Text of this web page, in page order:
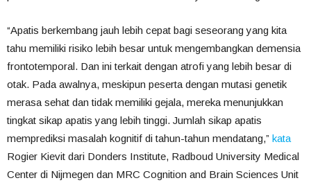
“Apatis berkembang jauh lebih cepat bagi seseorang yang kita
tahu memiliki risiko lebih besar untuk mengembangkan demensia
frontotemporal. Dan ini terkait dengan atrofi yang lebih besar di
otak. Pada awalnya, meskipun peserta dengan mutasi genetik
merasa sehat dan tidak memiliki gejala, mereka menunjukkan
tingkat sikap apatis yang lebih tinggi. Jumlah sikap apatis
memprediksi masalah kognitif di tahun-tahun mendatang,” kata
Rogier Kievit dari Donders Institute, Radboud University Medical
Center di Nijmegen dan MRC Cognition and Brain Sciences Unit